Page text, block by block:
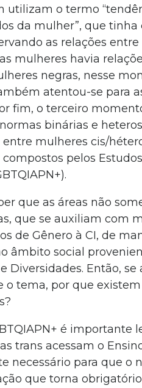
utilizam o termo
da mulher”, que
as relações
mulheres havia
negras, nesse
atentou-se para
fim, o terceiro
binárias e
entre mulheres cis/
pelos
que as áreas não
que se auxiliam com
de Gênero à CI, de
âmbito social
Diversidades. Então,
o tema, por que
é importante
trans acessam o
necessário para que
que torna